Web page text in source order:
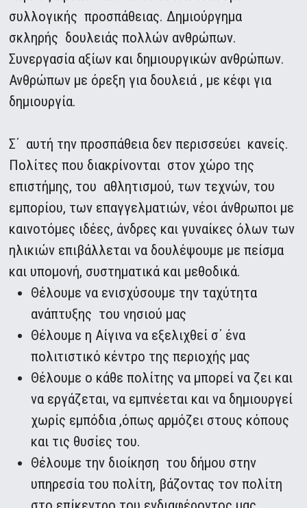
συλλογικής προσπάθειας. Δημιούργημα
σκληρής δουλειάς πολλών ανθρώπων.
Συνεργασία αξίων και δημιουργικών ανθρώπων.
Ανθρώπων με όρεξη για δουλειά , με κέφι για
δημιουργία.
Σ΄ αυτή την προσπάθεια δεν περισσεύει κανείς.
Πολίτες που διακρίνονται στον χώρο της
επιστήμης, του αθλητισμού, των τεχνών, του
εμπορίου, των επαγγελματιών, νέοι άνθρωποι με
καινοτόμες ιδέες, άνδρες και γυναίκες όλων των
ηλικιών επιβάλλεται να δουλέψουμε με πείσμα
και υπομονή, συστηματικά και μεθοδικά.
Θέλουμε να ενισχύσουμε την ταχύτητα
ανάπτυξης του νησιού μας
Θέλουμε η Αίγινα να εξελιχθεί σ΄ ένα
πολιτιστικό κέντρο της περιοχής μας
Θέλουμε ο κάθε πολίτης να μπορεί να ζει και
να εργάζεται, να εμπνέεται και να δημιουργεί
χωρίς εμπόδια ,όπως αρμόζει στους κόπους
και τις θυσίες του.
Θέλουμε την διοίκηση του δήμου στην
υπηρεσία του πολίτη, βάζοντας τον πολίτη